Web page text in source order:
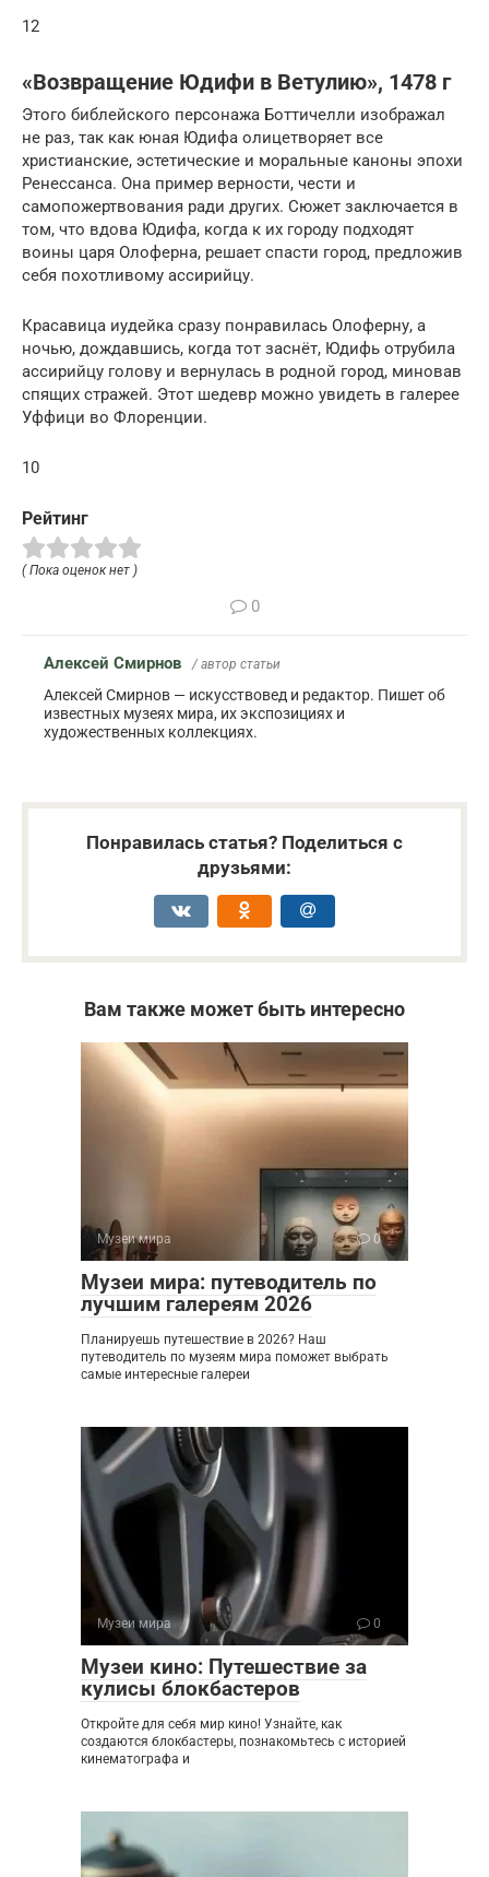
12
«Возвращение Юдифи в Ветулию», 1478 г
Этого библейского персонажа Боттичелли изображал
не раз, так как юная Юдифа олицетворяет все
христианские, эстетические и моральные каноны эпохи
Ренессанса. Она пример верности, чести и
самопожертвования ради других. Сюжет заключается в
том, что вдова Юдифа, когда к их городу подходят
воины царя Олоферна, решает спасти город, предложив
себя похотливому ассирийцу.
Красавица иудейка сразу понравилась Олоферну, а
ночью, дождавшись, когда тот заснёт, Юдифь отрубила
ассирийцу голову и вернулась в родной город, миновав
спящих стражей. Этот шедевр можно увидеть в галерее
Уффици во Флоренции.
10
Рейтинг
( Пока оценок нет )
0
Алексей Смирнов / автор статьи
Алексей Смирнов — искусствовед и редактор. Пишет об
известных музеях мира, их экспозициях и
художественных коллекциях.
Понравилась статья? Поделиться с
друзьями:
Вам также может быть интересно
Музеи мира 0
Музеи мира: путеводитель по
лучшим галереям 2026
Планируешь путешествие в 2026? Наш
путеводитель по музеям мира поможет выбрать
самые интересные галереи
Музеи мира 0
Музеи кино: Путешествие за
кулисы блокбастеров
Откройте для себя мир кино! Узнайте, как
создаются блокбастеры, познакомьтесь с историей
кинематографа и